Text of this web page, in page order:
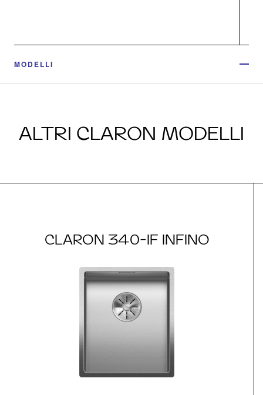
MODELLI
ALTRI CLARON MODELLI
CLARON 340-IF INFINO